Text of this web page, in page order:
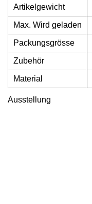
Artikelgewicht
Max. Wird geladen
Packungsgrösse
Zubehör
Material
Ausstellung